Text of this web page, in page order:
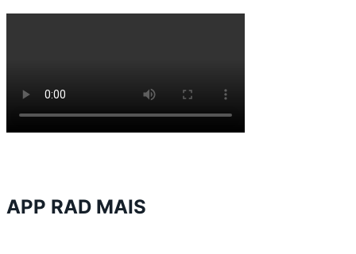
APP RAD MAIS